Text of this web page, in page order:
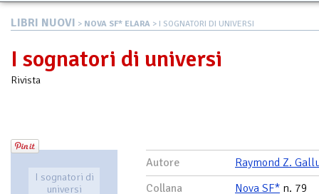
LIBRI NUOVI > NOVA SF* ELARA > I SOGNATORI DI UNIVERSI
I sognatori di universi
Rivista
I sognatori di
universi
Autore
Raymond Z.
Collana
Nova SF* n. 79